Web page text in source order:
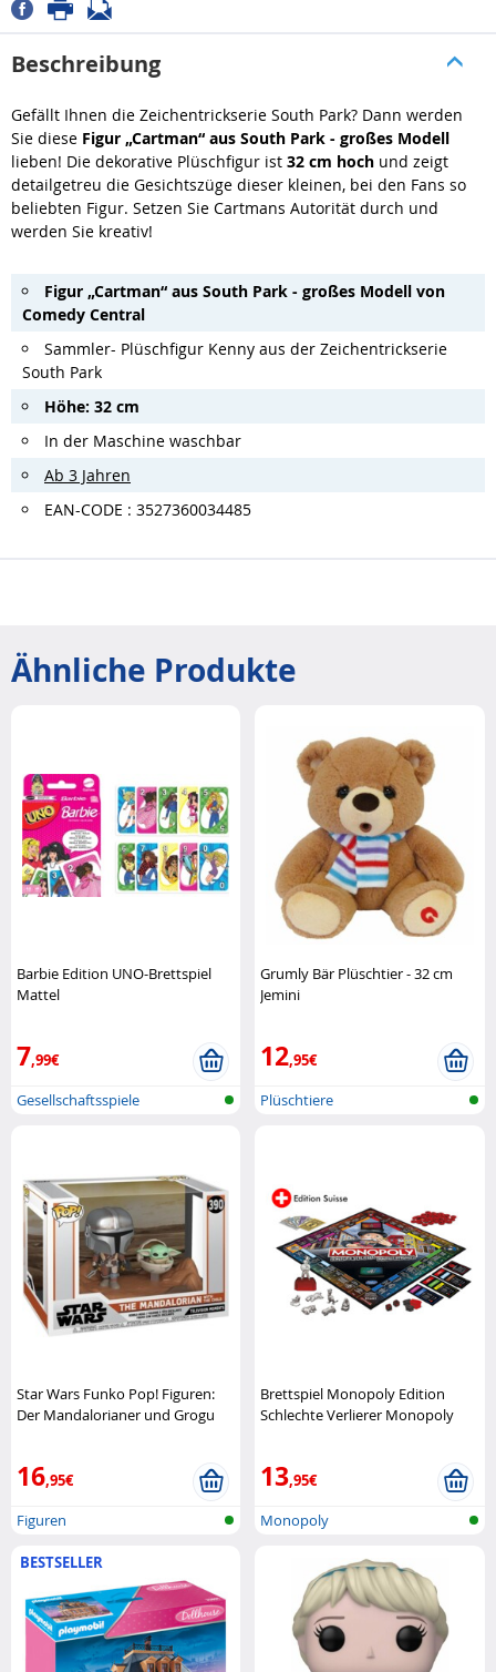
Beschreibung
Gefällt Ihnen die Zeichentrickserie South Park? Dann werden
Sie diese Figur „Cartman“ aus South Park - großes Modell
lieben! Die dekorative Plüschfigur ist 32 cm hoch und zeigt
detailgetreu die Gesichtszüge dieser kleinen, bei den Fans so
beliebten Figur. Setzen Sie Cartmans Autorität durch und
werden Sie kreativ!
Figur „Cartman“ aus South Park - großes Modell von
Comedy Central
Sammler- Plüschfigur Kenny aus der Zeichentrickserie
South Park
Höhe: 32 cm
In der Maschine waschbar
Ab 3 Jahren
EAN-CODE : 3527360034485
Ähnliche Produkte
Barbie Edition UNO-Brettspiel
Mattel
7,99€
Gesellschaftsspiele
Grumly Bär Plüschtier - 32 cm
Jemini
12,95€
Plüschtiere
Star Wars Funko Pop! Figuren:
Der Mandalorianer und Grogu
16,95€
Figuren
Brettspiel Monopoly Edition
Schlechte Verlierer Monopoly
13,95€
Monopoly
BESTSELLER